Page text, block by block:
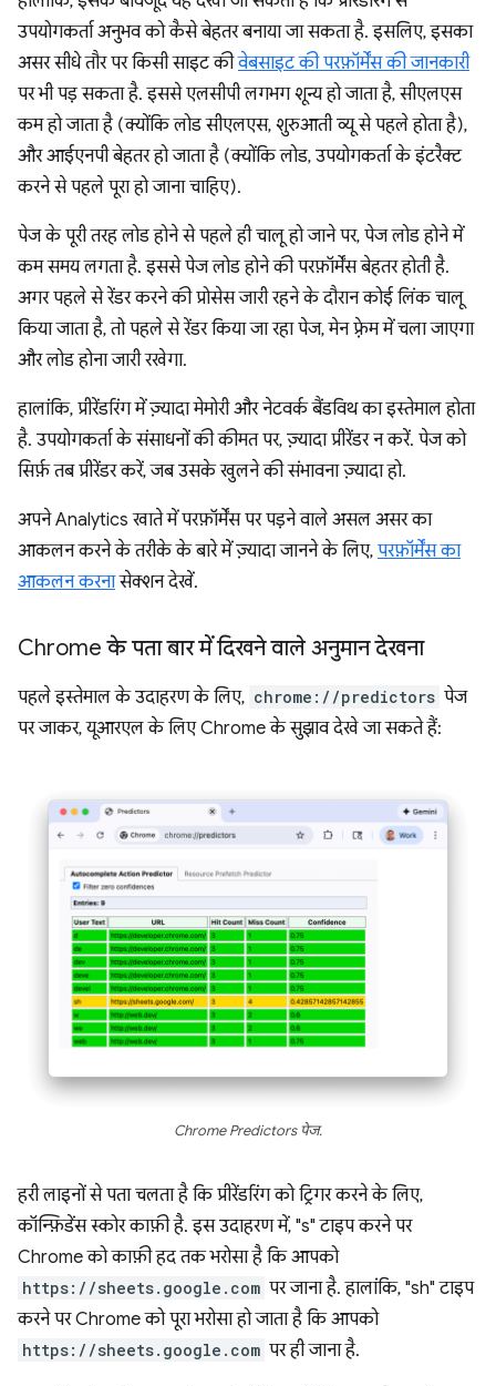
उपयोगकर्ता अनुभव को कैसे बेहतर बनाया जा सकता है. इसलिए, इसका
असर सीधे तौर पर किसी साइट कीवेबसाइट की परफ़ॉर्मेंस की जानकारी
पर भी पड़ सकता है. इससे एलसीपी लगभग शून्य हो जाता है, सीएलएस
कम हो जाता है (क्योंकि लोड सीएलएस, शुरुआती व्यू से पहले होता है),
और आईएनपी बेहतर हो जाता है (क्योंकि लोड, उपयोगकर्ता के इंटरैक्ट
करने से पहले पूरा हो जाना चाहिए).
पेज के पूरी तरह लोड होने से पहले ही चालू हो जाने पर, पेज लोड होने में
कम समय लगता है. इससे पेज लोड होने की परफ़ॉर्मेंस बेहतर होती है.
अगर पहले से रेंडर करने की प्रोसेस जारी रहने के दौरान कोई लिंक चालू
किया जाता है, तो पहले से रेंडर किया जा रहा पेज, मेन फ़्रेम में चला जाएगा
और लोड होना जारी रखेगा.
हालांकि, प्रीरेंडरिंग में ज़्यादा मेमोरी और नेटवर्क बैंडविथ का इस्तेमाल होता
है. उपयोगकर्ता के संसाधनों की कीमत पर, ज़्यादा प्रीरेंडर न करें. पेज को
सिर्फ़ तब प्रीरेंडर करें, जब उसके खुलने की संभावना ज़्यादा हो.
अपने Analytics खाते में परफ़ॉर्मेंस पर पड़ने वाले असल असर का
आकलन करने के तरीके के बारे में ज़्यादा जानने के लिए, परफ़ॉर्मेंस का
आकलन करनासेक्शन देखें.
Chrome के पता बार में दिखने वाले अनुमान देखना
पहले इस्तेमाल के उदाहरण के लिए, chrome://predictors पेज
पर जाकर, यूआरएल के लिए Chrome के सुझाव देखे जा सकते हैं:
Chrome Predictors पेज.
हरी लाइनों से पता चलता है कि प्रीरेंडरिंग को ट्रिगर करने के लिए,
कॉन्फ़िडेंस स्कोर काफ़ी है. इस उदाहरण में, "s" टाइप करने पर
Chrome को काफ़ी हद तक भरोसा है कि आपको
https://sheets.google.com पर जाना है. हालांकि, "sh" टाइप
करने पर Chrome को पूरा भरोसा हो जाता है कि आपको
https://sheets.google.com पर ही जाना है.